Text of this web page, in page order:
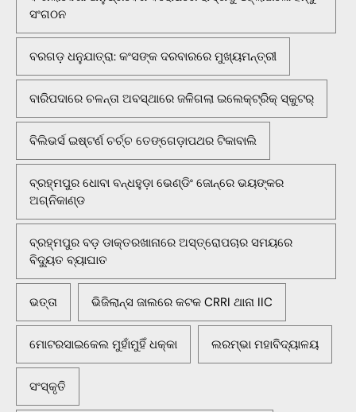
ସଂଗଠନ
ବରଗଡ଼ ଧନୁଯାତ୍ରା: କଂସଙ୍କ ଦରବାରରେ ମୁଖ୍ୟମନ୍ତ୍ରୀ
ବାରିପଦାରେ ଚଳନ୍ତା ଅବସ୍ଥାରେ ଜଳିଗଲା ଇଲେକ୍ଟ୍ରିକ୍ ସ୍କୁଟର୍
ବିଲିଭର୍ସ ଇଷ୍ଟର୍ଣ ଚର୍ଚ୍ଚ ତେଙ୍ଗେଡ଼ାପଥର ଟିକାବାଲି
ବ୍ରହ୍ମପୁର ଧୋବା ବନ୍ଧହୁଡ଼ା ଭେଣ୍ଡିଂ ଜୋନ୍‌ରେ ଭୟଙ୍କର
ଅଗ୍ନିକାଣ୍ଡ
ବ୍ରହ୍ମପୁର ବଡ଼ ଡାକ୍ତରଖାନାରେ ଅସ୍ତ୍ରୋପଚାର ସମୟରେ
ବିଦ୍ୟୁତ ବ୍ୟାଘାତ
ଭତ୍ତା ଭିଜିଲାନ୍ସ ଜାଲରେ କଟକ CRRI ଥାନା IIC
ମୋଟରସାଇକେଲ ମୁହାଁମୁହିଁ ଧକ୍କା ଲରମ୍ଭା ମହାବିଦ୍ୟାଳୟ
ସଂସ୍କୃତି